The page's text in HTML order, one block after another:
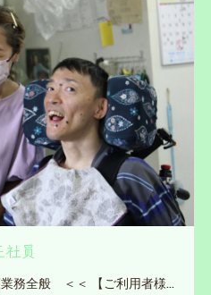
員
＞＞ 障害者専門の訪問介護業務全般 ＜＜ 【ご利用者様宅に訪問していただきます】 ■入浴・食事・排泄等の身体介護 ■家族援助 ■移動支援サービスなど ※訪問地域：相模原市・大和市・座間市 (現場によって異なる) ※直行、直帰となります。 ※未経験者でも安心して働けます。